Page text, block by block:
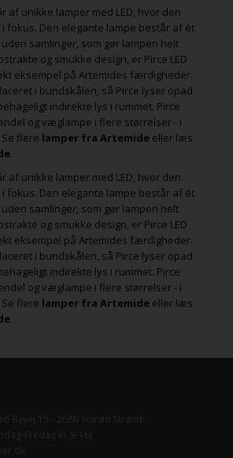
find den perfekte
farverige lampe,
passer til dine
din smag!
af unikke lamper med LED, hvor den
fokus. Den elegante lampe består af ét
samlinger, som gør lampen helt
og smukke design, er Pirce LED
eksempel på Artemides færdigheder.
i bundskålen, så Pirce lyser opad
indirekte lys i rummet. Pirce
ogvæglampe i flere størrelser - i
flere lamper fra Artemide eller læs
.
af unikke lamper med LED, hvor den
fokus. Den elegante lampe består af ét
samlinger, som gør lampen helt
og smukke design, er Pirce LED
eksempel på Artemides færdigheder.
i bundskålen, så Pirce lyser opad
indirekte lys i rummet. Pirce
ogvæglampe i flere størrelser - i
flere lamper fra Artemide eller læs
.